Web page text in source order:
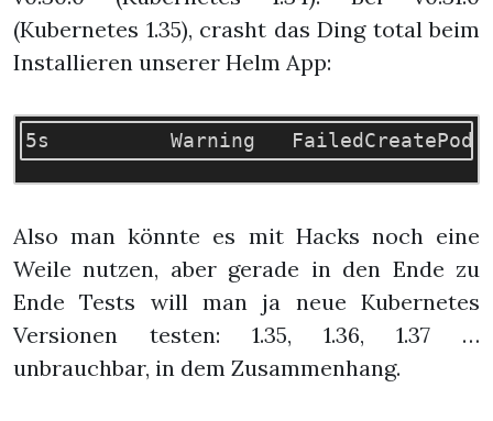
(Kubernetes 1.35), crasht das Ding total beim
Installieren unserer Helm App:
Also man könnte es mit Hacks noch eine
Weile nutzen, aber gerade in den Ende zu
Ende Tests will man ja neue Kubernetes
Versionen testen: 1.35, 1.36, 1.37 …
unbrauchbar, in dem Zusammenhang.